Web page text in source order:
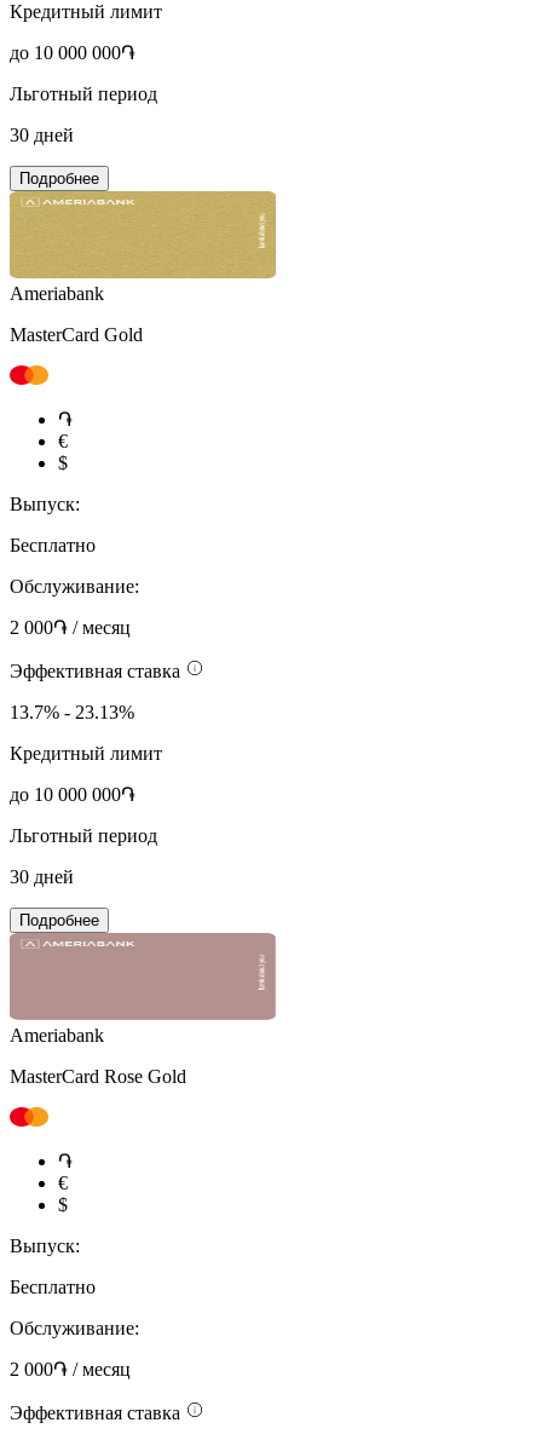
Кредитный лимит
до 10 000 000֏
Льготный период
30 дней
Подробнее
Ameriabank
MasterCard Gold
֏
€
$
Выпуск:
Бесплатно
Обслуживание:
2 000֏ / месяц
Эффективная ставка
13.7% - 23.13%
Кредитный лимит
до 10 000 000֏
Льготный период
30 дней
Подробнее
Ameriabank
MasterCard Rose Gold
֏
€
$
Выпуск:
Бесплатно
Обслуживание:
2 000֏ / месяц
Эффективная ставка